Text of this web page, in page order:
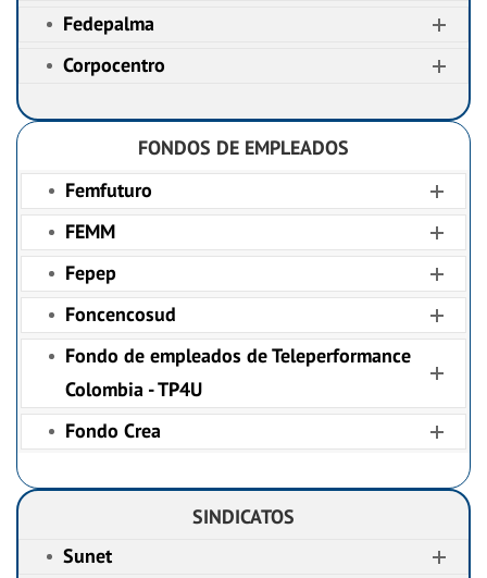
Fedepalma
Corpocentro
FONDOS DE EMPLEADOS
Femfuturo
FEMM
Fepep
Foncencosud
Fondo de empleados de Teleperformance
Colombia - TP4U
Fondo Crea
SINDICATOS
Sunet